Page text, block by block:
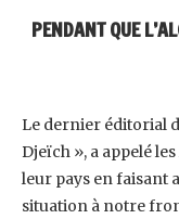
PENDANT QUE
Le dernier éditorial
Djeïch », a appelé
leur pays en faisant
situation ‎à notre